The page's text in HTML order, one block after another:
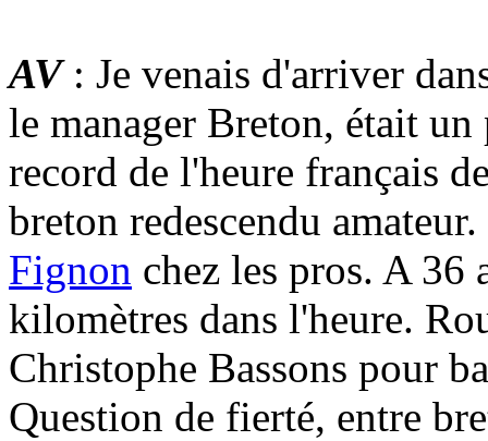
AV: Je venais d'arriver
le manager Breton, était un
record de l'heure français
breton redescendu
Fignon chez les pros. A 36
kilomètres dans l'heure.
Christophe Bassons pour
Question de fierté, entre